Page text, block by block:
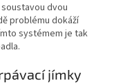
dvou
problému dokáží
systémem je tak
jímky